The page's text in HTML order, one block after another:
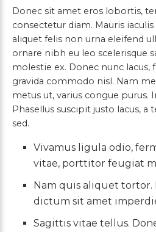
Donec sit amet eros lobortis,
consectetur diam. Mauris
aliquet felis non urna eleifend
ornare nibh eu leo scelerisque
molestie ex. Donec nunc
gravida commodo nisl. Nam
metus ut, varius congue purus.
Phasellus suscipit justo lacus,
sed.
Vivamus ligula odio,
vitae, porttitor feugiat
Nam quis aliquet tortor.
dictum sit amet
Sagittis vitae tellus.